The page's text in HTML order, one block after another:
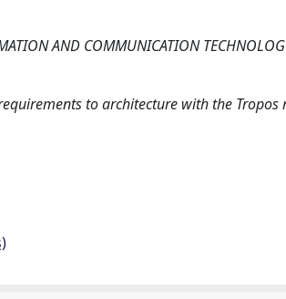
AND COMMUNICATION
to architecture with the Tropos